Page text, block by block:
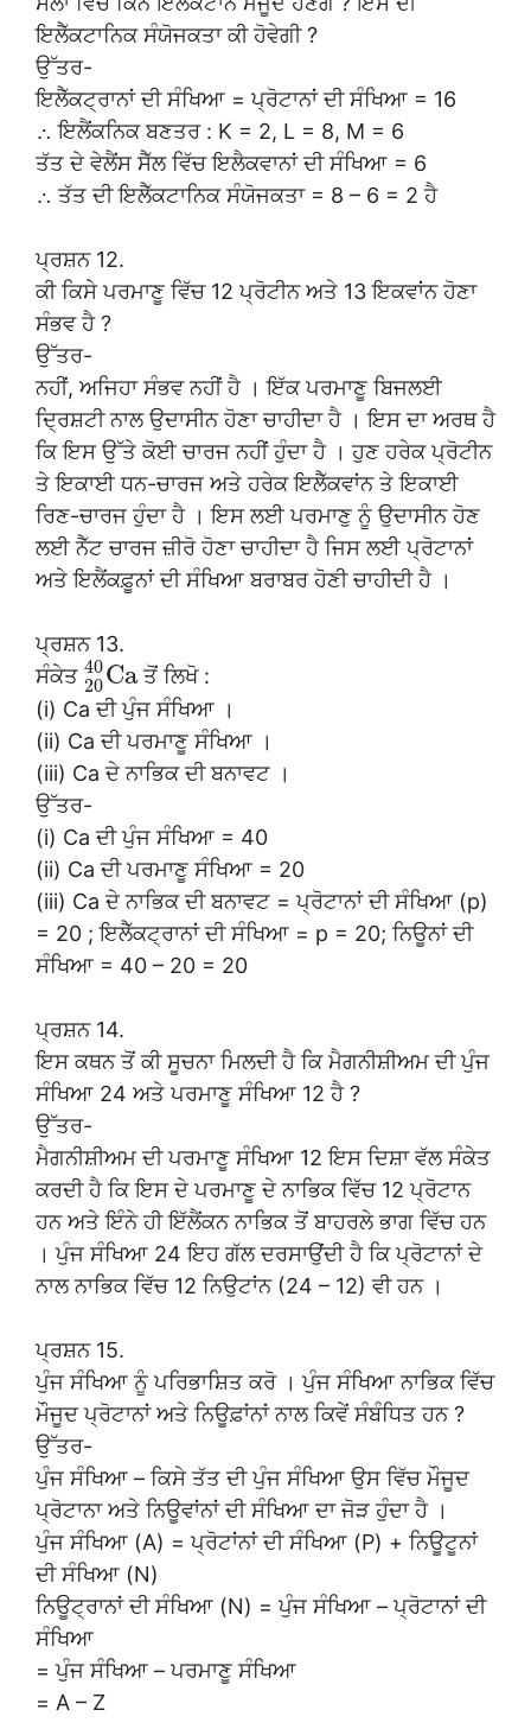
ਇਲੈੱਕਟਾਨਿਕ ਸੰਯੋਜਕਤਾ ਕੀ ਹੋਵੇਗੀ ?
ਉੱਤਰ-
ਇਲੈੱਕਟ੍ਰਾਨਾਂ ਦੀ ਸੰਖਿਆ = ਪ੍ਰੋਟਾਨਾਂ ਦੀ ਸੰਖਿਆ = 16
∴ ਇਲੈਂਕਨਿਕ ਬਣਤਰ : K = 2, L = 8, M = 6
ਤੱਤ ਦੇ ਵੇਲੈਂਸ ਸੈੱਲ ਵਿੱਚ ਇਲੈਕਵਾਨਾਂ ਦੀ ਸੰਖਿਆ = 6
∴ ਤੱਤ ਦੀ ਇਲੈੱਕਟਾਨਿਕ ਸੰਯੋਜਕਤਾ = 8 – 6 = 2 ਹੈ
ਪ੍ਰਸ਼ਨ 12.
ਕੀ ਕਿਸੇ ਪਰਮਾਣੂ ਵਿੱਚ 12 ਪ੍ਰੋਟੀਨ ਅਤੇ 13 ਇਕਵਾਂਨ ਹੋਣਾ
ਸੰਭਵ ਹੈ ?
ਉੱਤਰ-
ਨਹੀਂ, ਅਜਿਹਾ ਸੰਭਵ ਨਹੀਂ ਹੈ । ਇੱਕ ਪਰਮਾਣੂ ਬਿਜਲਈ
ਦ੍ਰਿਸ਼ਟੀ ਨਾਲ ਉਦਾਸੀਨ ਹੋਣਾ ਚਾਹੀਦਾ ਹੈ । ਇਸ ਦਾ ਅਰਥ ਹੈ
ਕਿ ਇਸ ਉੱਤੇ ਕੋਈ ਚਾਰਜ ਨਹੀਂ ਹੁੰਦਾ ਹੈ । ਹੁਣ ਹਰੇਕ ਪ੍ਰੋਟੀਨ
ਤੇ ਇਕਾਈ ਧਨ-ਚਾਰਜ ਅਤੇ ਹਰੇਕ ਇਲੈੱਕਵਾਂਨ ਤੇ ਇਕਾਈ
ਰਿਣ-ਚਾਰਜ ਹੁੰਦਾ ਹੈ । ਇਸ ਲਈ ਪਰਮਾਣੁ ਨੂੰ ਉਦਾਸੀਨ ਹੋਣ
ਲਈ ਨੈੱਟ ਚਾਰਜ ਜ਼ੀਰੋ ਹੋਣਾ ਚਾਹੀਦਾ ਹੈ ਜਿਸ ਲਈ ਪ੍ਰੋਟਾਨਾਂ
ਅਤੇ ਇਲੈਂਕਫ਼ੂਨਾਂ ਦੀ ਸੰਖਿਆ ਬਰਾਬਰ ਹੋਣੀ ਚਾਹੀਦੀ ਹੈ ।
ਪ੍ਰਸ਼ਨ 13.
ਸੰਕੇਤ 40
20Caਤੋਂ ਲਿਖੋ :
(i) Ca ਦੀ ਪੁੰਜ ਸੰਖਿਆ ।
(ii) Ca ਦੀ ਪਰਮਾਣੂ ਸੰਖਿਆ ।
(iii) Ca ਦੇ ਨਾਭਿਕ ਦੀ ਬਨਾਵਟ ।
ਉੱਤਰ-
(i) Ca ਦੀ ਪੁੰਜ ਸੰਖਿਆ = 40
(ii) Ca ਦੀ ਪਰਮਾਣੂ ਸੰਖਿਆ = 20
(iii) Ca ਦੇ ਨਾਭਿਕ ਦੀ ਬਨਾਵਟ = ਪ੍ਰੋਟਾਨਾਂ ਦੀ ਸੰਖਿਆ (p)
= 20 ; ਇਲੈੱਕਟ੍ਰਾਨਾਂ ਦੀ ਸੰਖਿਆ = p = 20; ਨਿਊਨਾਂ ਦੀ
ਸੰਖਿਆ = 40 – 20 = 20
ਪ੍ਰਸ਼ਨ 14.
ਇਸ ਕਥਨ ਤੋਂ ਕੀ ਸੂਚਨਾ ਮਿਲਦੀ ਹੈ ਕਿ ਮੈਗਨੀਸ਼ੀਅਮ ਦੀ ਪੁੰਜ
ਸੰਖਿਆ 24 ਅਤੇ ਪਰਮਾਣੂ ਸੰਖਿਆ 12 ਹੈ ?
ਉੱਤਰ-
ਮੈਗਨੀਸ਼ੀਅਮ ਦੀ ਪਰਮਾਣੂ ਸੰਖਿਆ 12 ਇਸ ਦਿਸ਼ਾ ਵੱਲ ਸੰਕੇਤ
ਕਰਦੀ ਹੈ ਕਿ ਇਸ ਦੇ ਪਰਮਾਣੂ ਦੇ ਨਾਭਿਕ ਵਿੱਚ 12 ਪ੍ਰੋਟਾਨ
ਹਨ ਅਤੇ ਇੰਨੇ ਹੀ ਇੱਲੈਂਕਨ ਨਾਭਿਕ ਤੋਂ ਬਾਹਰਲੇ ਭਾਗ ਵਿੱਚ ਹਨ
। ਪੁੰਜ ਸੰਖਿਆ 24 ਇਹ ਗੱਲ ਦਰਸਾਉਂਦੀ ਹੈ ਕਿ ਪ੍ਰੋਟਾਨਾਂ ਦੇ
ਨਾਲ ਨਾਭਿਕ ਵਿੱਚ 12 ਨਿਉਟਾਂਨ (24 – 12) ਵੀ ਹਨ ।
ਪ੍ਰਸ਼ਨ 15.
ਪੁੰਜ ਸੰਖਿਆ ਨੂੰ ਪਰਿਭਾਸ਼ਿਤ ਕਰੋ । ਪੁੰਜ ਸੰਖਿਆ ਨਾਭਿਕ ਵਿੱਚ
ਮੌਜੂਦ ਪ੍ਰੋਟਾਨਾਂ ਅਤੇ ਨਿਊਫ਼ਾਂਨਾਂ ਨਾਲ ਕਿਵੇਂ ਸੰਬੰਧਿਤ ਹਨ ?
ਉੱਤਰ-
ਪੁੰਜ ਸੰਖਿਆ – ਕਿਸੇ ਤੱਤ ਦੀ ਪੁੰਜ ਸੰਖਿਆ ਉਸ ਵਿੱਚ ਮੌਜੂਦ
ਪ੍ਰੋਟਾਨਾ ਅਤੇ ਨਿਊਵਾਂਨਾਂ ਦੀ ਸੰਖਿਆ ਦਾ ਜੋੜ ਹੁੰਦਾ ਹੈ ।
ਪੁੰਜ ਸੰਖਿਆ (A) = ਪ੍ਰੋਟਾਂਨਾਂ ਦੀ ਸੰਖਿਆ (P) + ਨਿਊਟੂਨਾਂ
ਦੀ ਸੰਖਿਆ (N)
ਨਿਊਟ੍ਰਾਨਾਂ ਦੀ ਸੰਖਿਆ (N) = ਪੁੰਜ ਸੰਖਿਆ – ਪ੍ਰੋਟਾਨਾਂ ਦੀ
ਸੰਖਿਆ
= ਪੁੰਜ ਸੰਖਿਆ – ਪਰਮਾਣੂ ਸੰਖਿਆ
= A – Z